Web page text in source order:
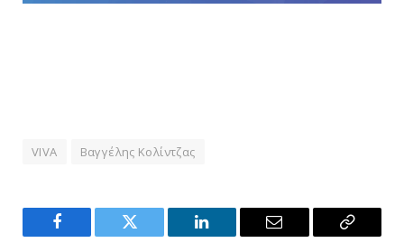
VIVA Βαγγέλης Κολίντζας
Facebook Twitter LinkedIn Email
Copy